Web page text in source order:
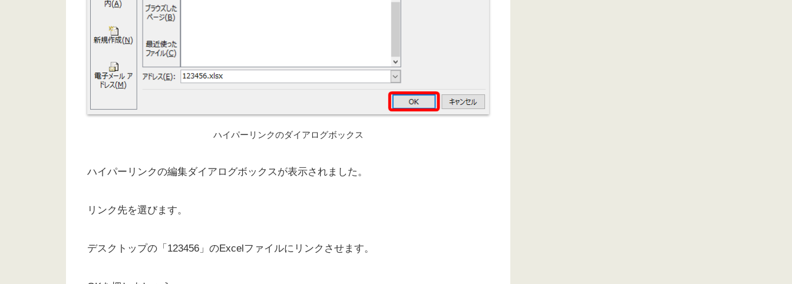
ハイパーリンクのダイアログボックス
ハイパーリンクの編集ダイアログボックスが表示されました。
リンク先を選びます。
デスクトップの「123456」のExcelファイルにリンクさせます。